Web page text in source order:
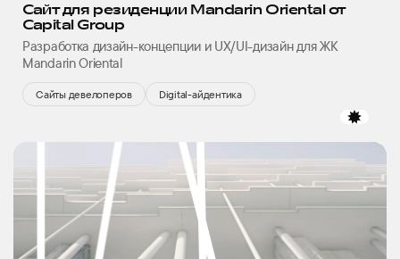
Сайт для резиденции Mandarin Oriental от
Capital Group
Разработка дизайн-концепции и UX/UI-дизайн для ЖК
Mandarin Oriental
Сайты девелоперов Digital-айдентика